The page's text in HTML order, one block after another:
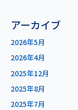
アーカイブ
2026年5月
2026年4月
2025年12月
2025年8月
2025年7月